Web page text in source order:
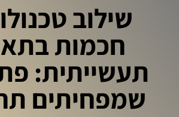
שילוב
חכמות
תעשייתית:
שמפחיתים